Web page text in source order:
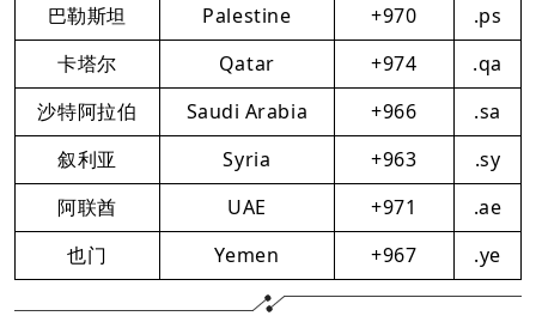
巴勒斯坦
Palestine +970
.ps
卡塔尔
Qatar +974
.qa
沙特阿拉伯
Saudi Arabia +966
.sa
叙利亚
Syria +963
.sy
阿联酋
UAE +971
.ae
也门
Yemen +967 .ye